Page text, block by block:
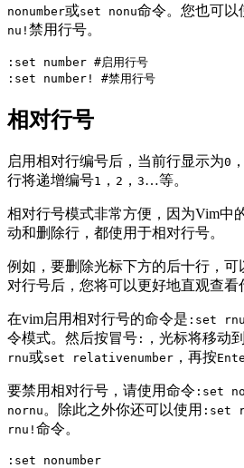
nonumber或set nonu命令。您也可以
nu! 禁用行号。
:set number #启用行号
:set number! #禁用行号
相对行号
启用相对行编号后，当前行显示为0
行将递增编号1 ， 2 ， 3…等。
相对行号模式非常方便，因为Vim中
动和删除行，都使用于相对行号。
例如，要删除光标下方的后十行，可
对行号后，您将可以更好地直观查看
在vim启用相对行号的命令是 :set rnu
令模式。然后按冒号 : ，光标将移动
rnu或set relativenumber ，再按
要禁用相对行号，请使用命令 :set
nornu 。除此之外你还可以使用 :set
rnu! 命令。
:set nonumber